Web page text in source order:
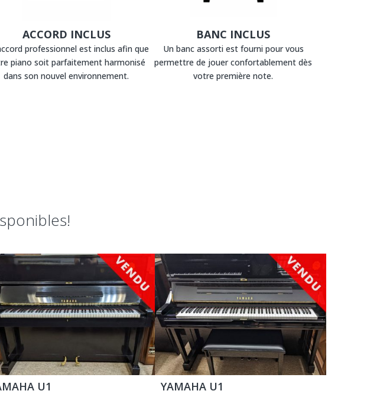
ACCORD INCLUS
professionnel est inclus afin que
piano soit parfaitement harmonisé
dans son nouvel environnement.
BANC INCLUS
Un banc assorti est fourni pour vous
permettre de jouer confortablement dès
votre première note.
U1 YAMAHA U1